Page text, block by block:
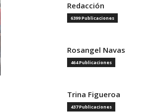
Redacción
6399 Publicaciones
Rosangel Navas
464 Publicaciones
Trina Figueroa
437 Publicaciones